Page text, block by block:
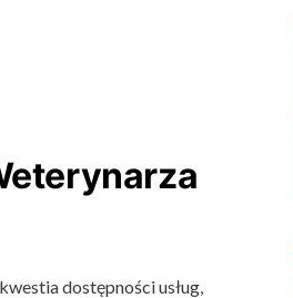
dostępności usług,